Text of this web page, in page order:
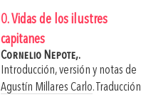
0. Vidas de los ilustres
capitanes
Cornelio Nepote,.
Introducción, versión y notas de
Agustín Millares Carlo. Traducción